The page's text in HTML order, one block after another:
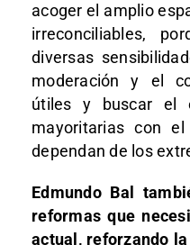
acoger el amplio
irreconciliables,
diversas
moderación y el
útiles y buscar el
mayoritarias con
dependan de los
Edmundo Bal
reformas que
actual, reforzando